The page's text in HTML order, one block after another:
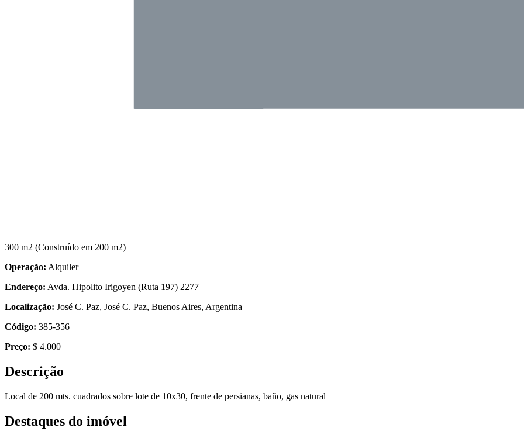
300 m2 (Construído em 200 m2)
Operação: Alquiler
Endereço: Avda. Hipolito Irigoyen (Ruta 197) 2277
Localização: José C. Paz, José C. Paz, Buenos Aires, Argentina
Código: 385-356
Preço: $ 4.000
Descrição
Local de 200 mts. cuadrados sobre lote de 10x30, frente de persianas, baño, gas natural
Destaques do imóvel